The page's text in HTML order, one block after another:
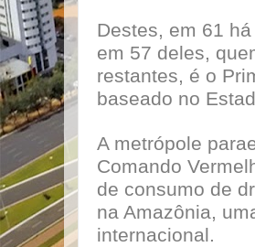
Destes, em 61
em 57 deles,
restantes, é o
baseado no
A metrópole
Comando
de consumo de
na Amazônia,
internacional.